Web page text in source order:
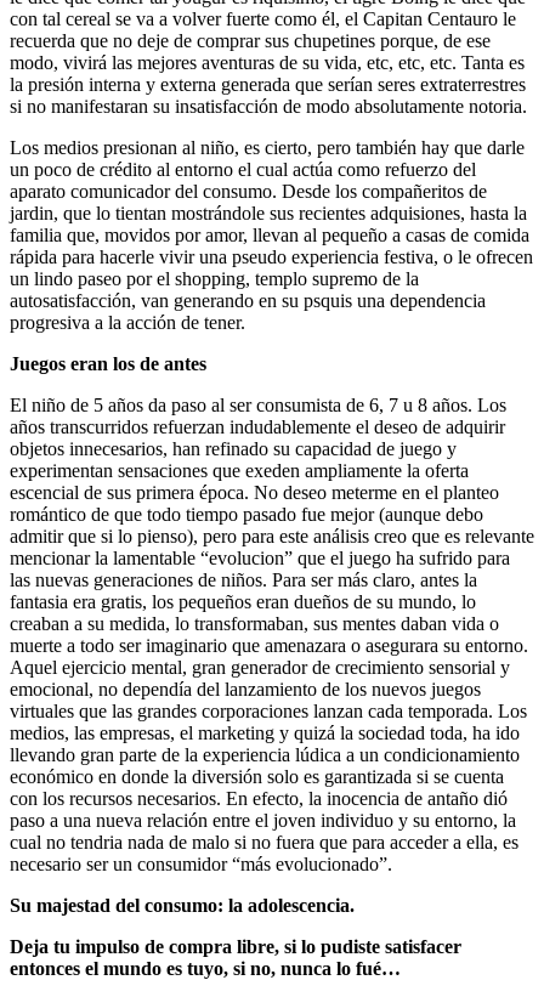
con tal cereal se va a volver fuerte como él, el Capitan Centauro le
recuerda que no deje de comprar sus chupetines porque, de ese
modo, vivirá las mejores aventuras de su vida, etc, etc, etc. Tanta es
la presión interna y externa generada que serían seres extraterrestres
si no manifestaran su insatisfacción de modo absolutamente notoria.
Los medios presionan al niño, es cierto, pero también hay que darle
un poco de crédito al entorno el cual actúa como refuerzo del
aparato comunicador del consumo. Desde los compañeritos de
jardin, que lo tientan mostrándole sus recientes adquisiones, hasta la
familia que, movidos por amor, llevan al pequeño a casas de comida
rápida para hacerle vivir una pseudo experiencia festiva, o le ofrecen
un lindo paseo por el shopping, templo supremo de la
autosatisfacción, van generando en su psquis una dependencia
progresiva a la acción de tener.
Juegos eran los de antes
El niño de 5 años da paso al ser consumista de 6, 7 u 8 años. Los
años transcurridos refuerzan indudablemente el deseo de adquirir
objetos innecesarios, han refinado su capacidad de juego y
experimentan sensaciones que exeden ampliamente la oferta
escencial de sus primera época. No deseo meterme en el planteo
romántico de que todo tiempo pasado fue mejor (aunque debo
admitir que si lo pienso), pero para este análisis creo que es relevante
mencionar la lamentable “evolucion” que el juego ha sufrido para
las nuevas generaciones de niños. Para ser más claro, antes la
fantasia era gratis, los pequeños eran dueños de su mundo, lo
creaban a su medida, lo transformaban, sus mentes daban vida o
muerte a todo ser imaginario que amenazara o asegurara su entorno.
Aquel ejercicio mental, gran generador de crecimiento sensorial y
emocional, no dependía del lanzamiento de los nuevos juegos
virtuales que las grandes corporaciones lanzan cada temporada. Los
medios, las empresas, el marketing y quizá la sociedad toda, ha ido
llevando gran parte de la experiencia lúdica a un condicionamiento
económico en donde la diversión solo es garantizada si se cuenta
con los recursos necesarios. En efecto, la inocencia de antaño dió
paso a una nueva relación entre el joven individuo y su entorno, la
cual no tendria nada de malo si no fuera que para acceder a ella, es
necesario ser un consumidor “más evolucionado”.
Su majestad del consumo: la adolescencia.
Deja tu impulso de compra libre, si lo pudiste satisfacer
entonces el mundo es tuyo, si no, nunca lo fué…